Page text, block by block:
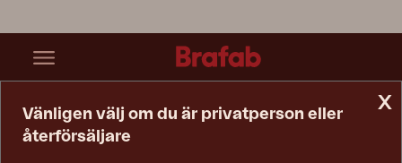
x
Vänligen välj om du är privatperson eller
återförsäljare